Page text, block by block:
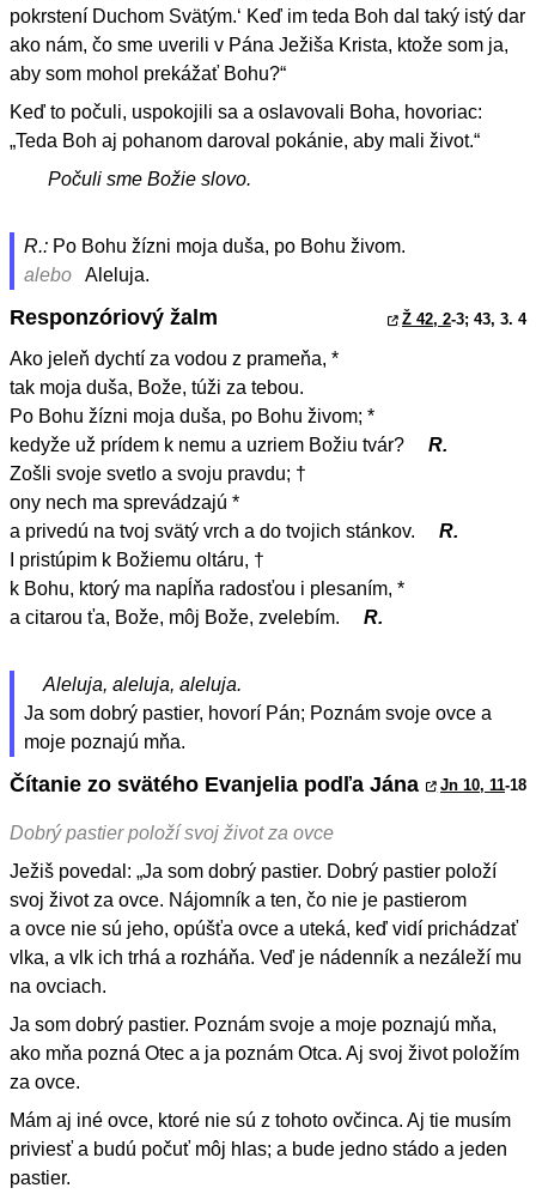
pokrstení Duchom Svätým.‘ Keď im teda Boh dal taký istý dar
ako nám, čo sme uverili v Pána Ježiša Krista, ktože som ja,
aby som mohol prekážať Bohu?“
Keď to počuli, uspokojili sa a oslavovali Boha, hovoriac:
„Teda Boh aj pohanom daroval pokánie, aby mali život.“
Počuli sme Božie slovo.
R.: Po Bohu žízni moja duša, po Bohu živom.
alebo
Aleluja.
Responzóriový žalm Ž 42, 2-3; 43, 3. 4
Ako jeleň dychtí za vodou z prameňa, *
tak moja duša, Bože, túži za tebou.
Po Bohu žízni moja duša, po Bohu živom; *
kedyže už prídem k nemu a uzriem Božiu tvár?
R.
Zošli svoje svetlo a svoju pravdu; †
ony nech ma sprevádzajú *
a privedú na tvoj svätý vrch a do tvojich stánkov.
R.
I pristúpim k Božiemu oltáru, †
k Bohu, ktorý ma napĺňa radosťou i plesaním, *
a citarou ťa, Bože, môj Bože, zvelebím.
R.
Aleluja, aleluja, aleluja.
Ja som dobrý pastier, hovorí Pán; Poznám svoje ovce a
moje poznajú mňa.
Čítanie zo svätého Evanjelia podľa Jána Jn 10, 11-18
Dobrý pastier položí svoj život za ovce
Ježiš povedal: „Ja som dobrý pastier. Dobrý pastier položí
svoj život za ovce. Nájomník a ten, čo nie je pastierom
a ovce nie sú jeho, opúšťa ovce a uteká, keď vidí prichádzať
vlka, a vlk ich trhá a rozháňa. Veď je nádenník a nezáleží mu
na ovciach.
Ja som dobrý pastier. Poznám svoje a moje poznajú mňa,
ako mňa pozná Otec a ja poznám Otca. Aj svoj život položím
za ovce.
Mám aj iné ovce, ktoré nie sú z tohoto ovčinca. Aj tie musím
priviesť a budú počuť môj hlas; a bude jedno stádo a jeden
pastier.